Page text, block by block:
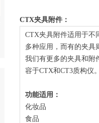
CTX夹具附件：
CTX夹具附件适用于不
多种应用，而有的夹具
我们有更多的夹具和附
容于CTX和CT3质构仪
功能适用：
化妆品
食品